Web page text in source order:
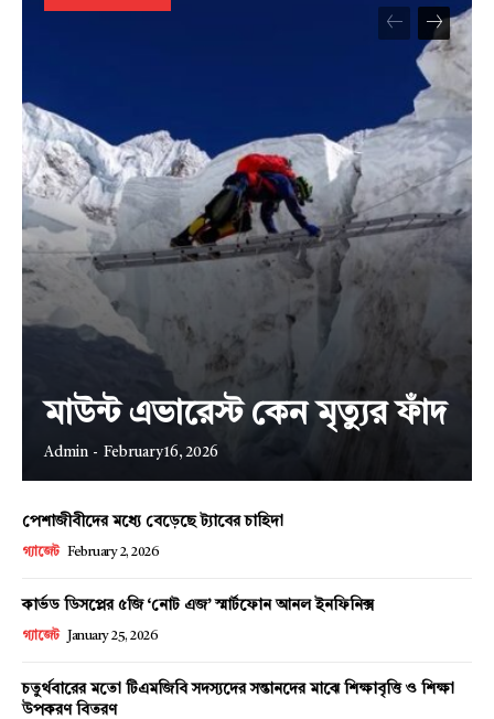
মাউন্ট এভারেস্ট কেন মৃত্যুর ফাঁদ
Admin - February 16, 2026
পেশাজীবীদের মধ্যে বেড়েছে ট্যাবের চাহিদা
গ্যাজেট February 2, 2026
কার্ভড ডিসপ্লের ৫জি ‘নোট এজ’ স্মার্টফোন আনল ইনফিনিক্স
গ্যাজেট January 25, 2026
চতুর্থবারের মতো টিএমজিবি সদস্যদের সন্তানদের মাঝে শিক্ষাবৃত্তি ও শিক্ষা
উপকরণ বিতরণ